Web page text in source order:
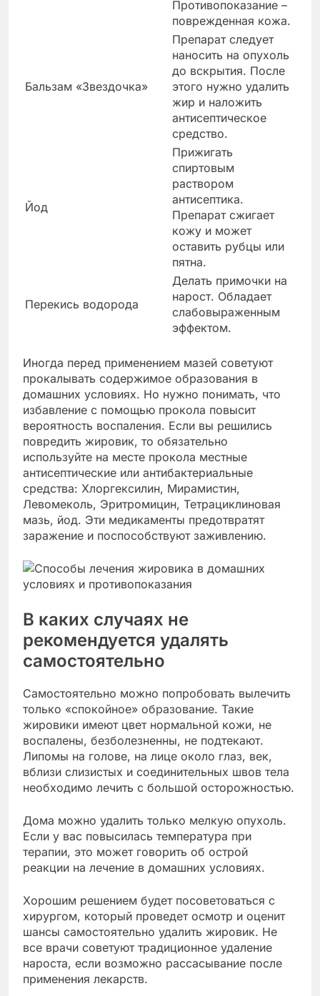
Противопоказание –
поврежденная кожа.
Бальзам «Звездочка»
Препарат следует
наносить на опухоль
до вскрытия. После
этого нужно удалить
жир и наложить
антисептическое
средство.
Йод
Прижигать
спиртовым
раствором
антисептика.
Препарат сжигает
кожу и может
оставить рубцы или
пятна.
Перекись водорода
Делать примочки на
нарост. Обладает
слабовыраженным
эффектом.
Иногда перед применением мазей советуют
прокалывать содержимое образования в
домашних условиях. Но нужно понимать, что
избавление с помощью прокола повысит
вероятность воспаления. Если вы решились
повредить жировик, то обязательно
используйте на месте прокола местные
антисептические или антибактериальные
средства: Хлоргексилин, Мирамистин,
Левомеколь, Эритромицин, Тетрациклиновая
мазь, йод. Эти медикаменты предотвратят
заражение и поспособствуют заживлению.
В каких случаях не
рекомендуется удалять
самостоятельно
Самостоятельно можно попробовать вылечить
только «спокойное» образование. Такие
жировики имеют цвет нормальной кожи, не
воспалены, безболезненны, не подтекают.
Липомы на голове, на лице около глаз, век,
вблизи слизистых и соединительных швов тела
необходимо лечить с большой осторожностью.
Дома можно удалить только мелкую опухоль.
Если у вас повысилась температура при
терапии, это может говорить об острой
реакции на лечение в домашних условиях.
Хорошим решением будет посоветоваться с
хирургом, который проведет осмотр и оценит
шансы самостоятельно удалить жировик. Не
все врачи советуют традиционное удаление
нароста, если возможно рассасывание после
применения лекарств.